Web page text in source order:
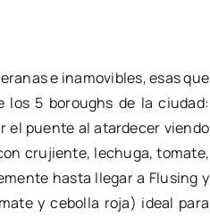
e inamovibles, esas que
los 5 boroughs de la ciudad:
el puente al atardecer viendo
crujiente, lechuga, tomate,
hasta llegar a Flusing y
y cebolla roja) ideal para